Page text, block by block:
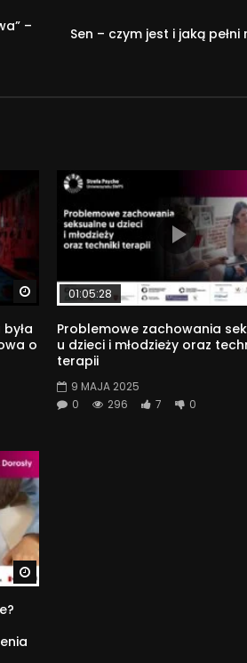
potrzeby rodziców. Pogłębiamy
–
Sen – czym jest i jaką
Watch Later
o
01:05:28
Problemowe zachowania
u dzieci i młodzieży oraz
terapii
9 MAJA 2025
0
296 7 0
Watch Later